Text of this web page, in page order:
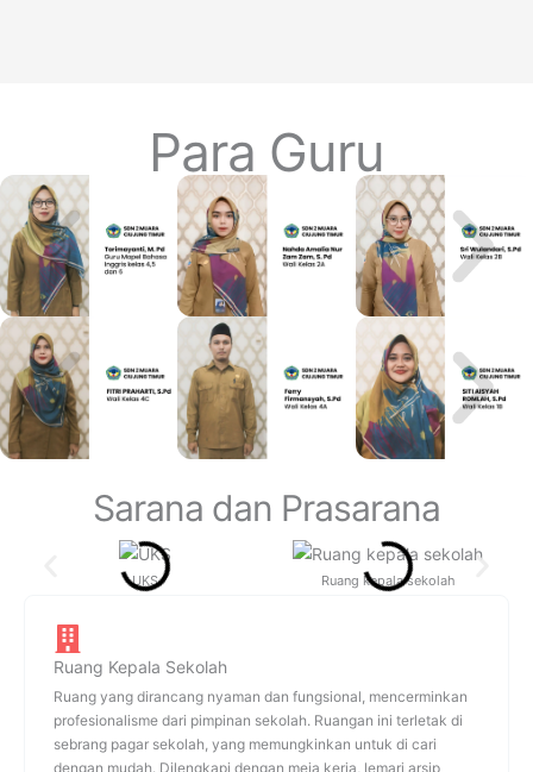
Para Guru
Sarana dan Prasarana
UKS Ruang kepala sekolah
Ruang Kepala Sekolah
Ruang yang dirancang nyaman dan fungsional, mencerminkan
profesionalisme dari pimpinan sekolah. Ruangan ini terletak di
sebrang pagar sekolah, yang memungkinkan untuk di cari
dengan mudah. Dilengkapi dengan meja kerja, lemari arsip